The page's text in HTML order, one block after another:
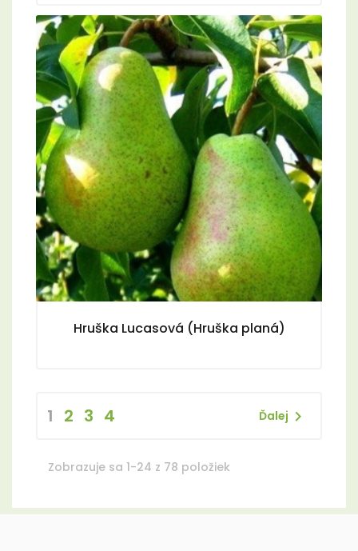
Hruška Lucasová (Hruška planá)
1 2 3 4 Ďalej 
Zobrazuje sa 1-24 z 78 položiek